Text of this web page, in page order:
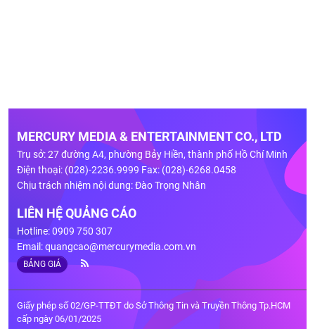
MERCURY MEDIA & ENTERTAINMENT CO., LTD
Trụ sở: 27 đường A4, phường Bảy Hiền, thành phố Hồ Chí Minh
Điện thoại: (028)-2236.9999 Fax: (028)-6268.0458
Chịu trách nhiệm nội dung: Đào Trọng Nhân
LIÊN HỆ QUẢNG CÁO
Hotline: 0909 750 307
Email:quangcao@mercurymedia.com.vn
BẢNG GIÁ
Giấy phép số 02/GP-TTĐT do Sở Thông Tin và Truyền Thông Tp.HCM
cấp ngày 06/01/2025